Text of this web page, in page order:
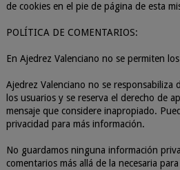
de cookies en el pie de página de esta
POLÍTICA DE COMENTARIOS:
En Ajedrez Valenciano no se permiten
Ajedrez Valenciano no se responsabiliza
los usuarios y se reserva el derecho de
mensaje que considere inapropiado.
privacidad para más información.
No guardamos ninguna información
comentarios más allá de la necesaria